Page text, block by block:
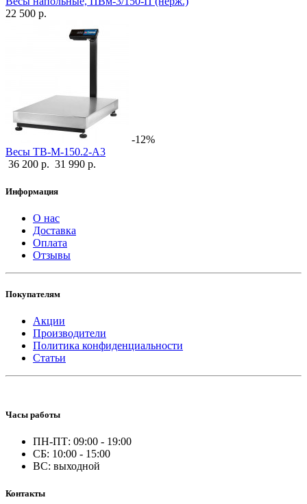
22 500 р.
-12%
Весы ТВ-М-150.2-А3
36 200 р. 31 990 р.
Информация
О нас
Доставка
Оплата
Отзывы
Покупателям
Акции
Производители
Политика конфиденциальности
Статьи
Часы работы
ПН-ПТ: 09:00 - 19:00
СБ: 10:00 - 15:00
ВС: выходной
Контакты